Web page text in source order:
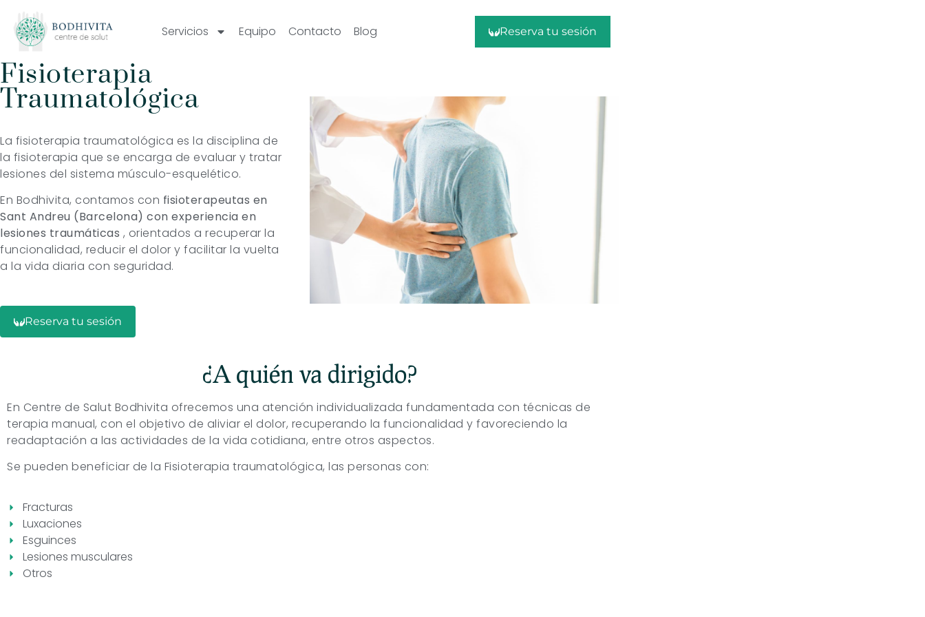
Servicios Equipo Contacto Blog Reserva tu sesión
Fisioterapia
Traumatológica
La fisioterapia traumatológica es la disciplina de
la fisioterapia que se encarga de evaluar y tratar
lesiones del sistema músculo-esquelético.
En Bodhivita, contamos con fisioterapeutas en
Sant Andreu (Barcelona) con experiencia en
lesiones traumáticas , orientados a recuperar la
funcionalidad, reducir el dolor y facilitar la vuelta
a la vida diaria con seguridad.
Reserva tu sesión
¿A quién va dirigido?
En Centre de Salut Bodhivita ofrecemos una atención individualizada fundamentada con técnicas de
terapia manual, con el objetivo de aliviar el dolor, recuperando la funcionalidad y favoreciendo la
readaptación a las actividades de la vida cotidiana, entre otros aspectos.
Se pueden beneficiar de la Fisioterapia traumatológica, las personas con:
Fracturas
Luxaciones
Esguinces
Lesiones musculares
Otros